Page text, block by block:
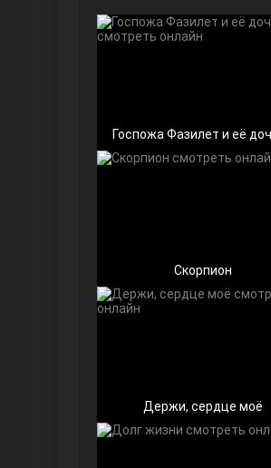
Чёрно-белая любовь
Девушка за стеклом
Госпожа Фазилет и её
Скорпион
Держи, сердце моё